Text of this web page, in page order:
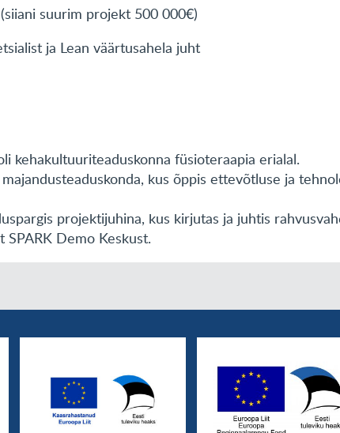
suurim projekt 500 000€)
ja Lean väärtusahela juht
kehakultuuriteaduskonna füsioteraapia erialal.
kus õppis ettevõtluse ja
projektijuhina, kus kirjutas ja juhtis
SPARK Demo Keskust.